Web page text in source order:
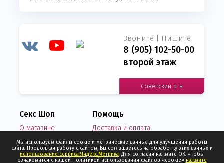
Звоните | Пишите
8 (905) 102-50-00
второй этаж
Советский р-н
Секс Шоп
О магазине
Новости
Отзывы о нас
Контакты
Помощь
Доставка и оплата
Написать нам письмо
Узнать статус заказа
Политика конфиденциальности
Мы используем файлы cookie и метрические данные для улучшения работы
сайта. Продолжая работу с сайтом, Вы соглашаетесь на обработку этих данных и
использование сервиса Яндекс.Метрика. Для согласия нажмите ОК. Чтобы
ознакомится с нашей Политикой использования файлов «cookie» нажмите